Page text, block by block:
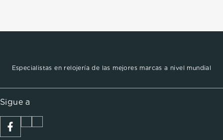
Especialistas en relojería de las mejores marcas a nivel mundial
Sigue a